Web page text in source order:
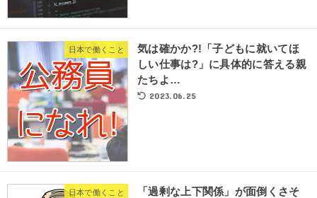
日本で働くこと
気は確かか?!「子どもに就いてほ
しい仕事は?」に具体的に答える親
たちよ…
2023.06.25
日本で働くこと
「過剰な上下関係」が面倒くさそ